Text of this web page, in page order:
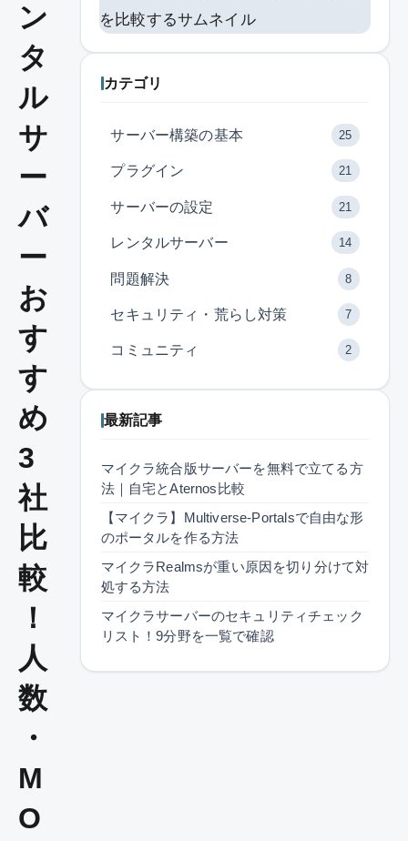
ン
タ
ル
サ
ー
バ
ー
お
す
す
め
3
社
比
較
！
人
数
・
M
O
カテゴリ
サーバー構築の基本 25
プラグイン 21
サーバーの設定 21
レンタルサーバー 14
問題解決 8
セキュリティ・荒らし対策 7
コミュニティ 2
最新記事
マイクラ統合版サーバーを無料で立てる方
法｜自宅とAternos比較
【マイクラ】Multiverse-Portalsで自由な形
のポータルを作る方法
マイクラRealmsが重い原因を切り分けて対
処する方法
マイクラサーバーのセキュリティチェック
リスト！9分野を一覧で確認